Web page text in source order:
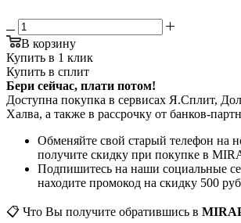
В корзину
Купить в 1 клик
Купить в сплит
Бери сейчас, плати потом!
Доступна покупка в сервисах Я.Сплит,
Халва, а также в рассрочку от банков-
Обменяйте свой старый телефон на
получите скидку при покупке в
Подпишитесь на наши социальные
находите промокод на скидку 500
📋 Что Вы получите обратившись в